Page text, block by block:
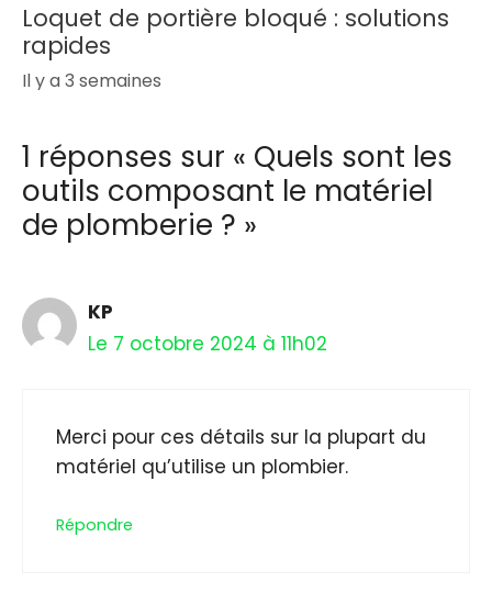
Loquet de portière bloqué : solutions
rapides
Il y a 3 semaines
1 réponses sur « Quels sont les
outils composant le matériel
de plomberie ? »
KP
Le 7 octobre 2024 à 11h02
Merci pour ces détails sur la plupart du
matériel qu’utilise un plombier.
Répondre